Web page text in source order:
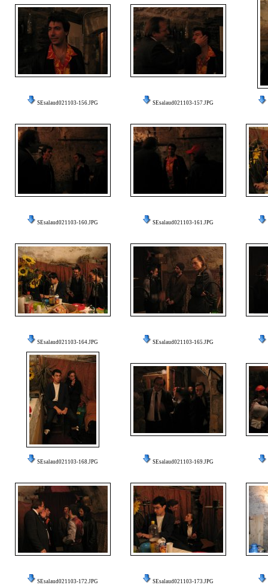
SEsalaud021103-156.JPG SEsalaud021103-157.JPG
SEsalaud021103-160.JPG SEsalaud021103-161.JPG
SEsalaud021103-164.JPG SEsalaud021103-165.JPG
SEsalaud021103-168.JPG SEsalaud021103-169.JPG
SEsalaud021103-172.JPG SEsalaud021103-173.JPG